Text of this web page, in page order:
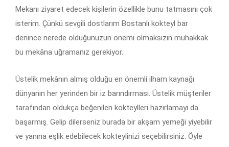
Mekanı ziyaret edecek kişilerin özellikle bunu tatmasını çok
isterim. Çünkü sevgili dostlarım Bostanlı kokteyl bar
denince nerede olduğunuzun önemi olmaksızın muhakkak
bu mekâna uğramanız gerekiyor.
Üstelik mekânın almış olduğu en önemli ilham kaynağı
dünyanın her yerinden bir iz barındırması. Üstelik müşteriler
tarafından oldukça beğenilen kokteylleri hazırlamayı da
başarmış. Gelip dilerseniz burada bir akşam yemeği yiyebilir
ve yanına eşlik edebilecek kokteylinizi seçebilirsiniz. Öyle